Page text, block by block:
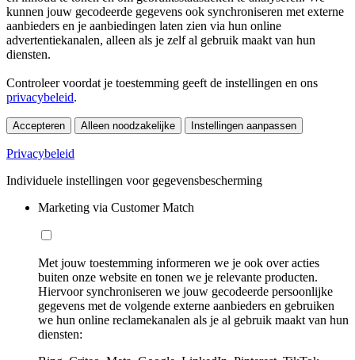
kunnen jouw gecodeerde gegevens ook synchroniseren met externe
aanbieders en je aanbiedingen laten zien via hun online
advertentiekanalen, alleen als je zelf al gebruik maakt van hun
diensten.
Controleer voordat je toestemming geeft de instellingen en ons
privacybeleid.
Accepteren Alleen noodzakelijke Instellingen aanpassen
Privacybeleid
Individuele instellingen voor gegevensbescherming
Marketing via Customer Match
Met jouw toestemming informeren we je ook over acties
buiten onze website en tonen we je relevante producten.
Hiervoor synchroniseren we jouw gecodeerde persoonlijke
gegevens met de volgende externe aanbieders en gebruiken
we hun online reclamekanalen als je al gebruik maakt van hun
diensten: